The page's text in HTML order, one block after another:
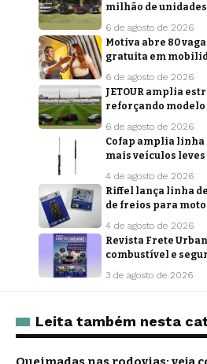
milhão de
6 de agosto de 2026
Motiva abre 80
gratuita em
6 de agosto de 2026
JETOUR amplia
reforçando modelo
6 de agosto de 2026
Cofap amplia linha
mais veículos leves
4 de agosto de 2026
Riffel lança linha
de freios para
4 de agosto de 2026
Revista Frete
combustível e
3 de agosto de 2026
Leita também nesta